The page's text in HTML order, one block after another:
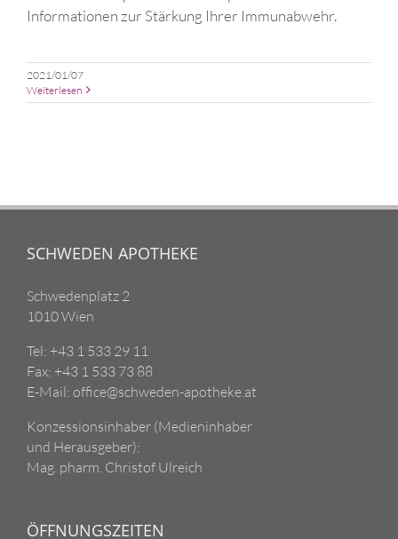
Informationen zur Stärkung Ihrer Immunabwehr.
2021/01/07
Weiterlesen
SCHWEDEN APOTHEKE
Schwedenplatz 2
1010 Wien
Tel: +43 1 533 29 11
Fax: +43 1 533 73 88
E-Mail: office@schweden-apotheke.at
Konzessionsinhaber (Medieninhaber
und Herausgeber):
Mag. pharm. Christof Ulreich
ÖFFNUNGSZEITEN